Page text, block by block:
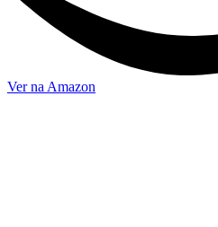
Ver na Amazon